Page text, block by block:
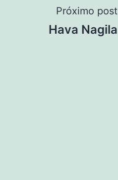
Próximo post
Hava Nagila